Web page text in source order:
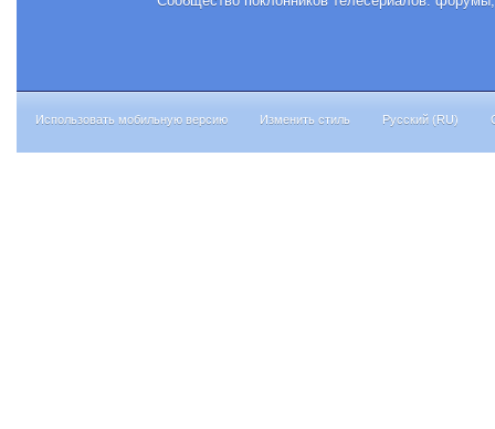
Использовать мобильную версию Изменить стиль Русский (RU)